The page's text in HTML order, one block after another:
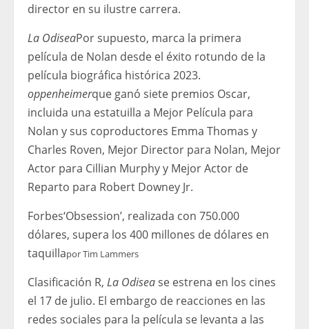
director en su ilustre carrera.
La OdiseaPor supuesto, marca la primera
película de Nolan desde el éxito rotundo de la
película biográfica histórica 2023.
oppenheimerque ganó siete premios Oscar,
incluida una estatuilla a Mejor Película para
Nolan y sus coproductores Emma Thomas y
Charles Roven, Mejor Director para Nolan, Mejor
Actor para Cillian Murphy y Mejor Actor de
Reparto para Robert Downey Jr.
Forbes‘Obsession’, realizada con 750.000
dólares, supera los 400 millones de dólares en
taquillaporTim Lammers
Clasificación R, La Odisease estrena en los cines
el 17 de julio. El embargo de reacciones en las
redes sociales para la película se levanta a las